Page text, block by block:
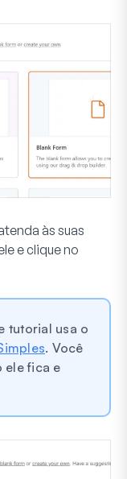
às suas
e clique no
tutorial usa o
. Você
ele fica e